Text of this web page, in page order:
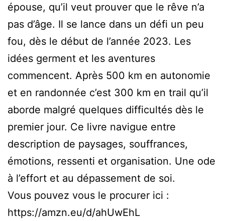
épouse, qu’il veut prouver que le rêve n’a
pas d’âge. Il se lance dans un défi un peu
fou, dès le début de l’année 2023. Les
idées germent et les aventures
commencent. Après 500 km en autonomie
et en randonnée c’est 300 km en trail qu’il
aborde malgré quelques difficultés dès le
premier jour. Ce livre navigue entre
description de paysages, souffrances,
émotions, ressenti et organisation. Une ode
à l’effort et au dépassement de soi.
Vous pouvez vous le procurer ici :
https://amzn.eu/d/ahUwEhL